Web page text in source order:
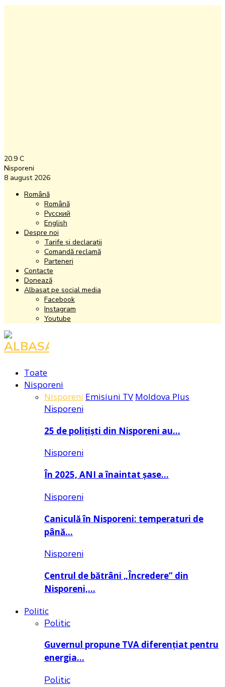
20.9 C
Nisporeni
8 august 2026
Română
Română
Русский
English
Despre noi
Tarife și declarații
Comandă reclamă
Parteneri
Contacte
Donează
Albasat pe social media
Facebook
Instagram
Youtube
Facebook
Instagram
Youtube
Toate
Nisporeni
Nisporeni Emisiuni TV Moldova Plus
Nisporeni
25 de polițiști din Nisporeni au…
Nisporeni
În 2025, ANI a înaintat șase…
Nisporeni
Caniculă în Nisporeni: temperaturi de
până…
Nisporeni
Centrul de bătrâni „Încredere” din
Nisporeni,…
Politic
Politic
Guvernul propune TVA diferențiat pentru
energia…
Politic